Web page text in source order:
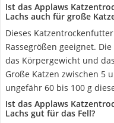
Ist das Applaws
Lachs auch für große
Dieses
Rassegrößen geeignet.
das Körpergewicht und
Große Katzen zwischen 5
ungefähr 60 bis 100 g
Ist das Applaws
Lachs gut für das Fell?